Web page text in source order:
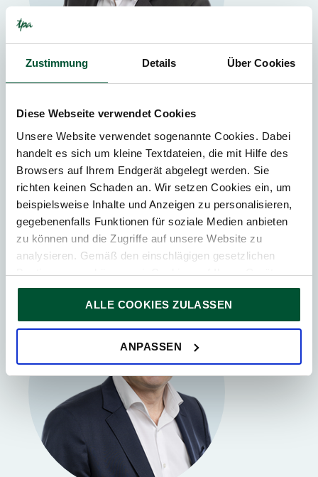
Zustimmung Details Über Cookies
Diese Webseite verwendet Cookies
Unsere Website verwendet sogenannte Cookies. Dabei
handelt es sich um kleine Textdateien, die mit Hilfe des
Browsers auf Ihrem Endgerät abgelegt werden. Sie
richten keinen Schaden an. Wir setzen Cookies ein, um
beispielsweise Inhalte und Anzeigen zu personalisieren,
gegebenenfalls Funktionen für soziale Medien anbieten
zu können und die Zugriffe auf unsere Website zu
analysieren. Gemäß den einschlägigen gesetzlichen
Bestimmungen können wir Cookies auf Ihrem Gerät
speichern, wenn diese für den Betrieb unserer Website
unbedingt notwendig sind. Für alle anderen Cookie-Typen
ersuchen wir um Ihre Einwilligung.
Sie können Ihre Einwilligung jederzeit in der
ALLE COOKIES ZULASSEN
ANPASSEN
St. Pölten
Steuerberater
Partner bei TPA Österreich